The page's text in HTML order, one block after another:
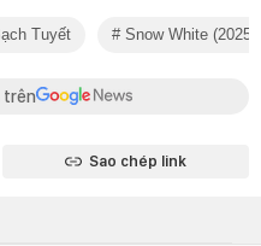
Tuyết Snow White (2025)
trên
Sao chép link